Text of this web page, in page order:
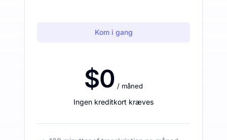
Kom i gang
$0 / måned
Ingen kreditkort kræves